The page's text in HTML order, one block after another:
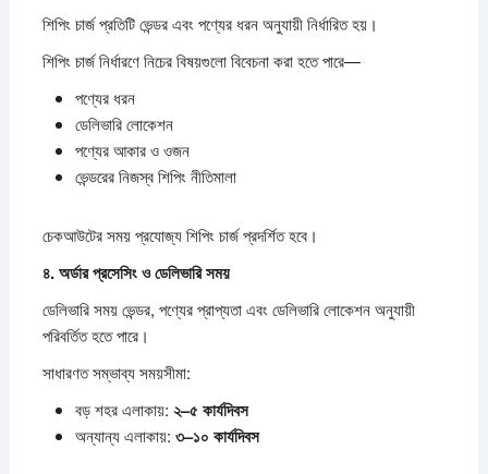
শিপিং চার্জ প্রতিটি ভেন্ডর এবং পণ্যের ধরন অনুযায়ী নির্ধারিত হয়।
শিপিং চার্জ নির্ধারণে নিচের বিষয়গুলো বিবেচনা করা হতে পারে—
পণ্যের ধরন
ডেলিভারি লোকেশন
পণ্যের আকার ও ওজন
ভেন্ডরের নিজস্ব শিপিং নীতিমালা
চেকআউটের সময় প্রযোজ্য শিপিং চার্জ প্রদর্শিত হবে।
৪.অর্ডারপ্রসেসিংওডেলিভারিসময়
ডেলিভারি সময় ভেন্ডর, পণ্যের প্রাপ্যতা এবং ডেলিভারি লোকেশন অনুযায়ী
পরিবর্তিত হতে পারে।
সাধারণত সম্ভাব্য সময়সীমা:
বড় শহর এলাকায়: ২–৫কার্যদিবস
অন্যান্য এলাকায়: ৩–১০ কার্যদিবস